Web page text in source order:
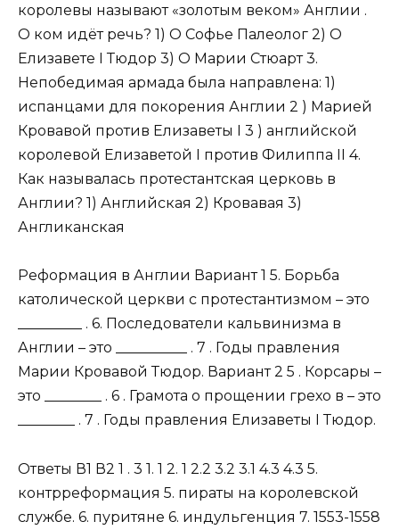
королевы называют «золотым веком» Англии .
О ком идёт речь? 1) О Софье Палеолог 2) О
Елизавете I Тюдор 3) О Марии Стюарт 3.
Непобедимая армада была направлена: 1)
испанцами для покорения Англии 2 ) Марией
Кровавой против Елизаветы I 3 ) английской
королевой Елизаветой I против Филиппа II 4.
Как называлась протестантская церковь в
Англии? 1) Английская 2) Кровавая 3)
Англиканская
Реформация в Англии Вариант 1 5. Борьба
католической церкви с протестантизмом – это
_________ . 6. Последователи кальвинизма в
Англии – это __________ . 7 . Годы правления
Марии Кровавой Тюдор. Вариант 2 5 . Корсары –
это ________ . 6 . Грамота о прощении грехо в – это
________ . 7 . Годы правления Елизаветы I Тюдор.
Ответы В1 В2 1 . 3 1. 1 2. 1 2.2 3.2 3.1 4.3 4.3 5.
контрреформация 5. пираты на королевской
службе. 6. пуритяне 6. индульгенция 7. 1553-1558